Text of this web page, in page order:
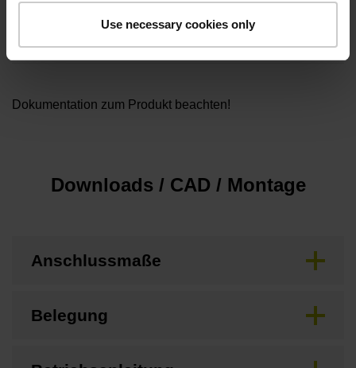
Use necessary cookies only
Dokumentation zum Produkt beachten!
Downloads / CAD / Montage
Anschlussmaße
Belegung